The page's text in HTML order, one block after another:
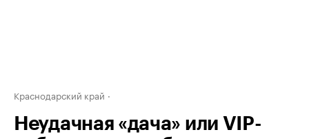
Краснодарский край
Неудачная «дача» или VIP-